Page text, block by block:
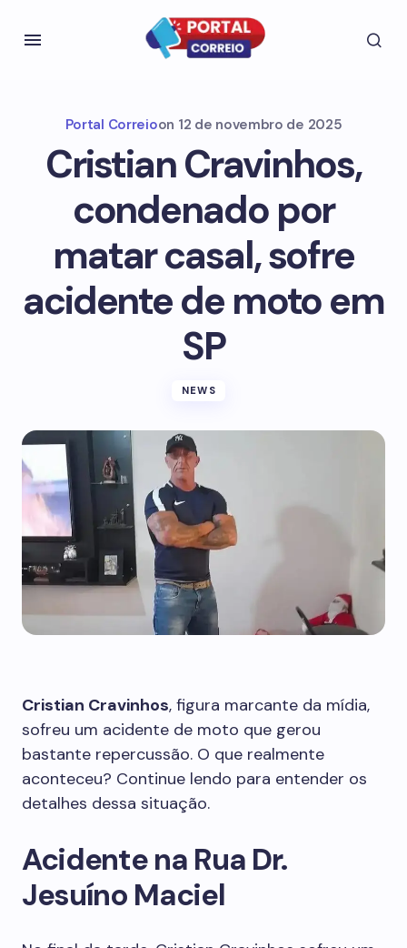
Portal Correioon 12 de novembro de 2025
Cristian Cravinhos,
condenado por
matar casal, sofre
acidente de moto em
SP
NEWS
Cristian Cravinhos, figura marcante da mídia,
sofreu um acidente de moto que gerou
bastante repercussão. O que realmente
aconteceu? Continue lendo para entender os
detalhes dessa situação.
Acidente na Rua Dr.
Jesuíno Maciel